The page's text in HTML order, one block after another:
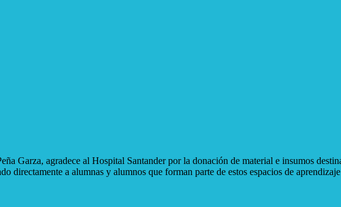
Garza, agradece al Hospital Santander por la donación de material e insumos
directamente a alumnas y alumnos que forman parte de estos espacios de